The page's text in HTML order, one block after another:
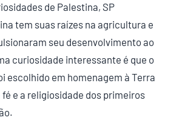
de Palestina, SP
tem suas raízes na agricultura e
seu desenvolvimento ao
curiosidade interessante é que o
escolhido em homenagem à Terra
e a religiosidade dos primeiros